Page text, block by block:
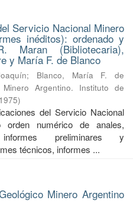
Servicio Nacional Minero
inéditos): ordenado y
Maran (Bibliotecaria),
y María F. de Blanco
; Blanco, María F. de
Argentino. Instituto de
1975)
del Servicio Nacional
orden numérico de anales,
informes preliminares y
técnicos, informes ...
Minero Argentino